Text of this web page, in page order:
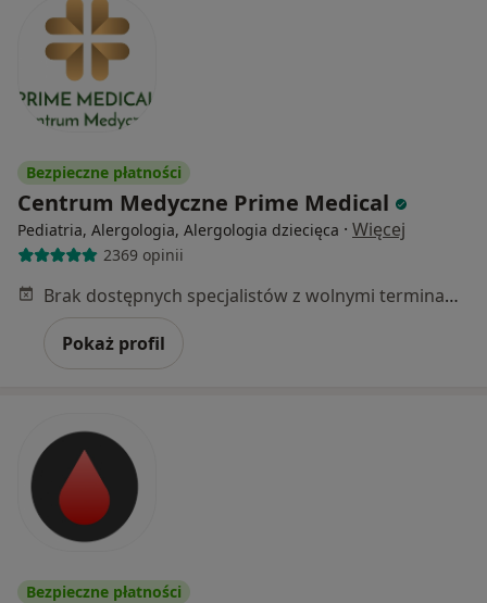
Bezpieczne płatności
Centrum Medyczne Prime Medical
Pediatria, Alergologia, Alergologia dziecięca · Więcej
2369 opinii
Brak dostępnych specjalistów z wolnymi terminami w tym centrum medycznym.
Pokaż profil
Bezpieczne płatności